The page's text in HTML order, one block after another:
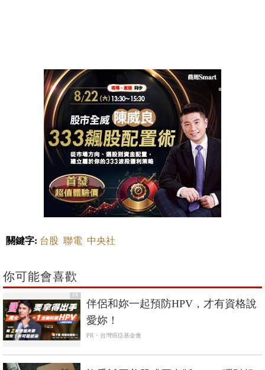
關鍵字: 台股 聯電 中央社
你可能會喜歡
PR
伴侶和妳一起預防HPV，才有資格說
愛妳！
PR・台灣癌症基金會